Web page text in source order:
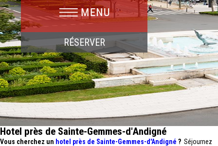
RÉSERVER
Hotel près de Sainte-Gemmes-d'Andigné
Vous cherchez un hotel près de Sainte-Gemmes-d'Andigné ? Séjournez